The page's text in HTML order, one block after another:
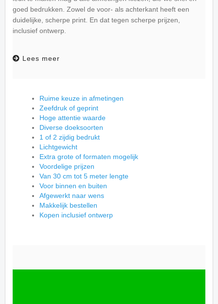
goed bedrukken. Zowel de voor- als achterkant heeft een
duidelijke, scherpe print. En dat tegen scherpe prijzen,
inclusief ontwerp.
Lees meer
Ruime keuze in afmetingen
Zeefdruk of geprint
Hoge attentie waarde
Diverse doeksoorten
1 of 2 zijdig bedrukt
Lichtgewicht
Extra grote of formaten mogelijk
Voordelige prijzen
Van 30 cm tot 5 meter lengte
Voor binnen en buiten
Afgewerkt naar wens
Makkelijk bestellen
Kopen inclusief ontwerp